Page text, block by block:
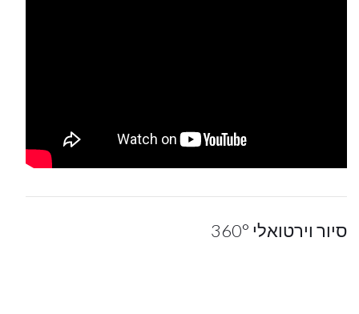
סיור וירטואלי 360°